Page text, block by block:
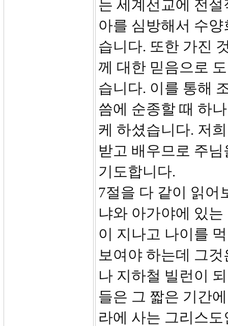
는 세계선교에 전
아를 심방해서 수
습니다. 또한 가진
께 대한 믿음으로
습니다. 이를 통해
씀에 순종할 때 하
케 하셨습니다. 저
받고 배우므로 주
기도합니다.
7절을 다 같이 읽어
냐와 아가야에 있
이 지나고 나이를
보여야 하는데 그
나 지하철 빌런이
들은 그 짧은 기간
라에 사는 그리스